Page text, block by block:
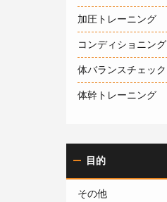
加圧トレーニング
コンディショニング
体バランスチェック
体幹トレーニング
目的
その他